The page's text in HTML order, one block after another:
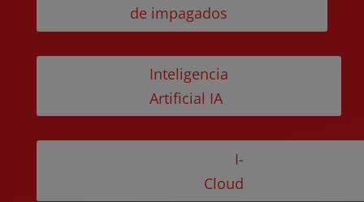
de impagados
Inteligencia
Artificial IA
I-
Cloud